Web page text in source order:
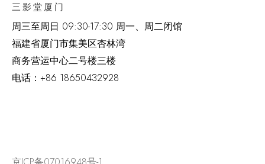
三影堂厦门
周三至周日 09:30-17:30 周一、周二闭馆
福建省厦门市集美区杏林湾
商务营运中心二号楼三楼
电话： +86 18650432928